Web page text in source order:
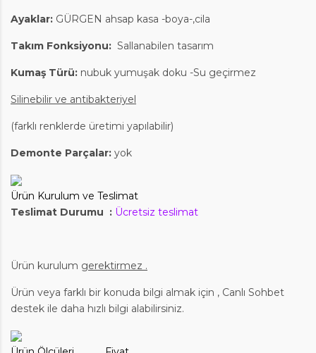
Ayaklar: GÜRGEN ahsap kasa -boya-,cila
Takım Fonksiyonu: Sallanabilen tasarım
Kumaş Türü: nubuk yumuşak doku -Su geçirmez
Silinebilir ve antibakteriyel
(farklı renklerde üretimi yapılabilir)
Demonte Parçalar: yok
Ürün Kurulum ve Teslimat
Teslimat Durumu : Ücretsiz teslimat
Ürün kurulum gerektirmez .
Ürün veya farklı bir konuda bilgi almak için , Canlı Sohbet
destek ile daha hızlı bilgi alabilirsiniz.